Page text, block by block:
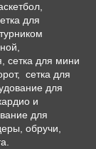
для
сетка для мини
сетка для
для
и
для
обручи,